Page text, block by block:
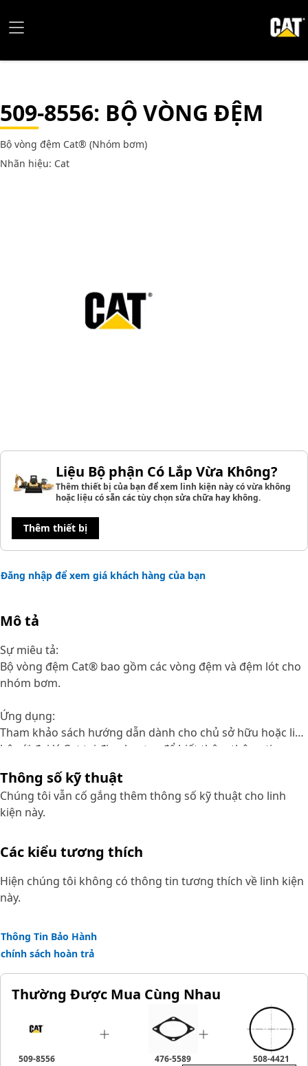
509-8556: BỘ VÒNG ĐỆM
Bộ vòng đệm Cat® (Nhóm bơm)
Nhãn hiệu: Cat
Liệu Bộ phận Có Lắp Vừa Không?
Thêm thiết bị của bạn để xem linh kiện này có vừa không
hoặc liệu có sẵn các tùy chọn sửa chữa hay không.
Thêm thiết bị
Đăng nhập để xem giá khách hàng của bạn
Mô tả
Sự miêu tả:
Bộ vòng đệm Cat® bao gồm các vòng đệm và đệm lót cho
nhóm bơm.
Ứng dụng:
Tham khảo sách hướng dẫn dành cho chủ sở hữu hoặc liên
hệ với đại lý Cat tại địa phương để biết thêm thông tin.
Thông số kỹ thuật
Chúng tôi vẫn cố gắng thêm thông số kỹ thuật cho linh
kiện này.
Các kiểu tương thích
Hiện chúng tôi không có thông tin tương thích về linh kiện
này.
Thông Tin Bảo Hành
chính sách hoàn trả
Thường Được Mua Cùng Nhau
509-8556 476-5589 508-4421